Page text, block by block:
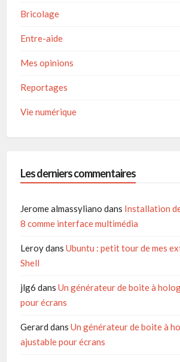
Bricolage
Entre-aide
Mes opinions
Reportages
Vie numérique
Les derniers commentaires
Jerome almassyliano dans Installation
8 comme interface multimédia
Leroydans Ubuntu : petit tour de mes
Shell
jlg6 dans Un générateur de boite à
pour écrans
Gerard dans Un générateur de boite à
ajustable pour écrans